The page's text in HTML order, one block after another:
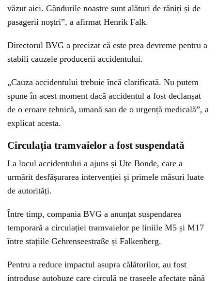
văzut aici. Gândurile noastre sunt alături de răniți și de
pasagerii noștri”, a afirmat Henrik Falk.
Directorul BVG a precizat că este prea devreme pentru a
stabili cauzele producerii accidentului.
„Cauza accidentului trebuie încă clarificată. Nu putem
spune în acest moment dacă accidentul a fost declanșat
de o eroare tehnică, umană sau de o urgență medicală”, a
explicat acesta.
Circulația tramvaielor a fost suspendată
La locul accidentului a ajuns și Ute Bonde, care a
urmărit desfășurarea intervenției și primele măsuri luate
de autorități.
Între timp, compania BVG a anunțat suspendarea
temporară a circulației tramvaielor pe liniile M5 și M17
între stațiile Gehrenseestraße și Falkenberg.
Pentru a reduce impactul asupra călătorilor, au fost
introduse autobuze care circulă pe traseele afectate până